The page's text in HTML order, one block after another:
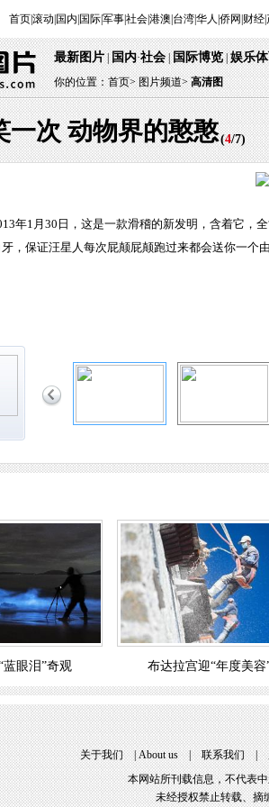
首页|滚动 国内 国际|军事|社会|港澳 台湾|华人 侨网 财经|
最新图片|国内·社会|国际博览|娱乐
你的位置：首页>图片频道> 高清图
一次 动物界的憨憨(4/7)
年1月30日，这是一款滑稽的新发明，含着它，
，保证汪星人每次屁颠屁颠跑过来都会送你一个
蓝眼泪”奇观 布达拉宫迎“年度美容
关于我们|About us|联系我们|
本网站所刊载信息，不代表
未经授权禁止转载、摘